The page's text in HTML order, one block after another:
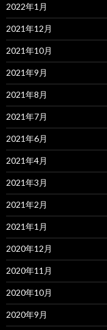
2022年1月
2021年12月
2021年10月
2021年9月
2021年8月
2021年7月
2021年6月
2021年4月
2021年3月
2021年2月
2021年1月
2020年12月
2020年11月
2020年10月
2020年9月